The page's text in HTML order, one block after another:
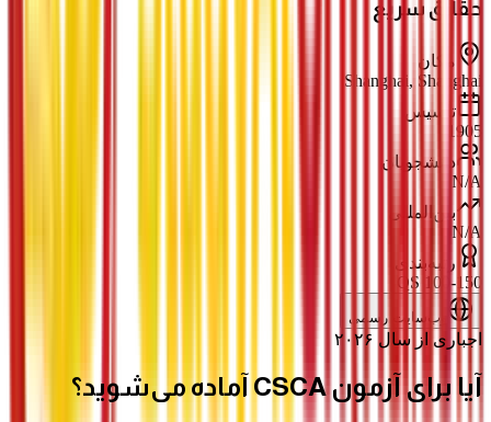
حقائق سریع
مکان
Shanghai, Shanghai
تأسیس
1905
دانشجویان
N/A
بین‌المللی
N/A
رتبه‌بندی
QS 100-150
وب‌سایت رسمی
اجباری از سال ۲۰۲۶
آیا برای آزمون CSCA آماده می‌شوید؟